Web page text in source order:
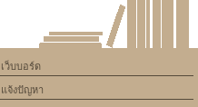
เว็บบอร์ด
แจ้งปัญหา